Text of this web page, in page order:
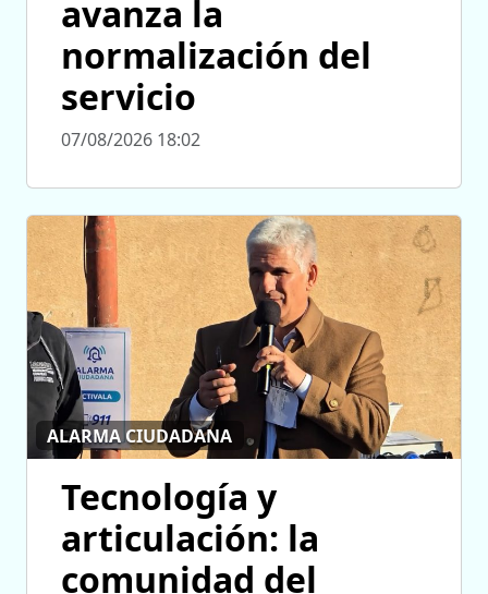
avanza la
normalización del
servicio
07/08/2026 18:02
ALARMA CIUDADANA
Tecnología y
articulación: la
comunidad del